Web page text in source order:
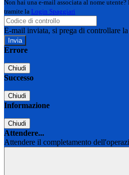
Non hai una e-mail associata al nome
tramite la Login Spaggiari
E-mail inviata, si prega di controllare
Errore
Chiudi
Successo
Chiudi
Informazione
Chiudi
Attendere...
Attendere il completamento